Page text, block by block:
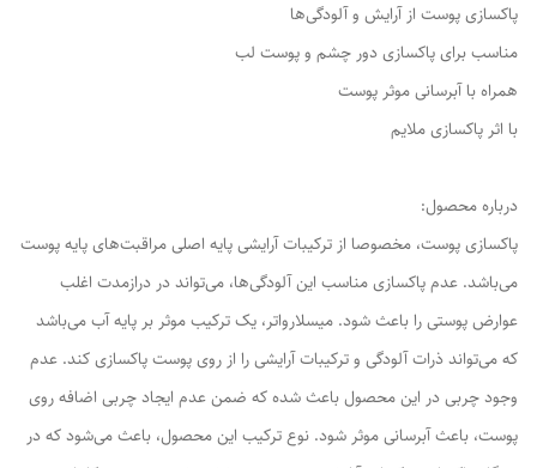
پاکسازی پوست از آرایش و آلودگی‌ها
مناسب برای پاکسازی دور چشم و پوست لب
همراه با آبرسانی موثر پوست
با اثر پاکسازی ملایم
درباره محصول:
پاکسازی پوست، مخصوصا از ترکیبات آرایشی پایه اصلی مراقبت‌های پایه پوست
می‌باشد. عدم پاکسازی مناسب این آلودگی‌ها، می‌تواند در درازمدت اغلب
عوارض پوستی را باعث شود. میسلارواتر، یک ترکیب موثر بر پایه آب می‌باشد
که می‌تواند ذرات آلودگی و ترکیبات آرایشی را از روی پوست پاکسازی کند. عدم
وجود چربی در این محصول باعث شده که ضمن عدم ایجاد چربی اضافه روی
پوست، باعث آبرسانی موثر شود. نوع ترکیب این محصول، باعث می‌شود که در